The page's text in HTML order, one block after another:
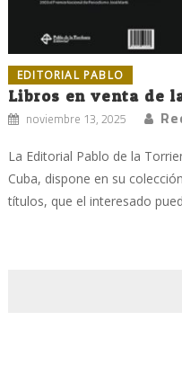
EDITORIAL PABLO
Libros en venta de
noviembre 13, 2025
La Editorial Pablo de la
Cuba, dispone en su
títulos, que el interesado